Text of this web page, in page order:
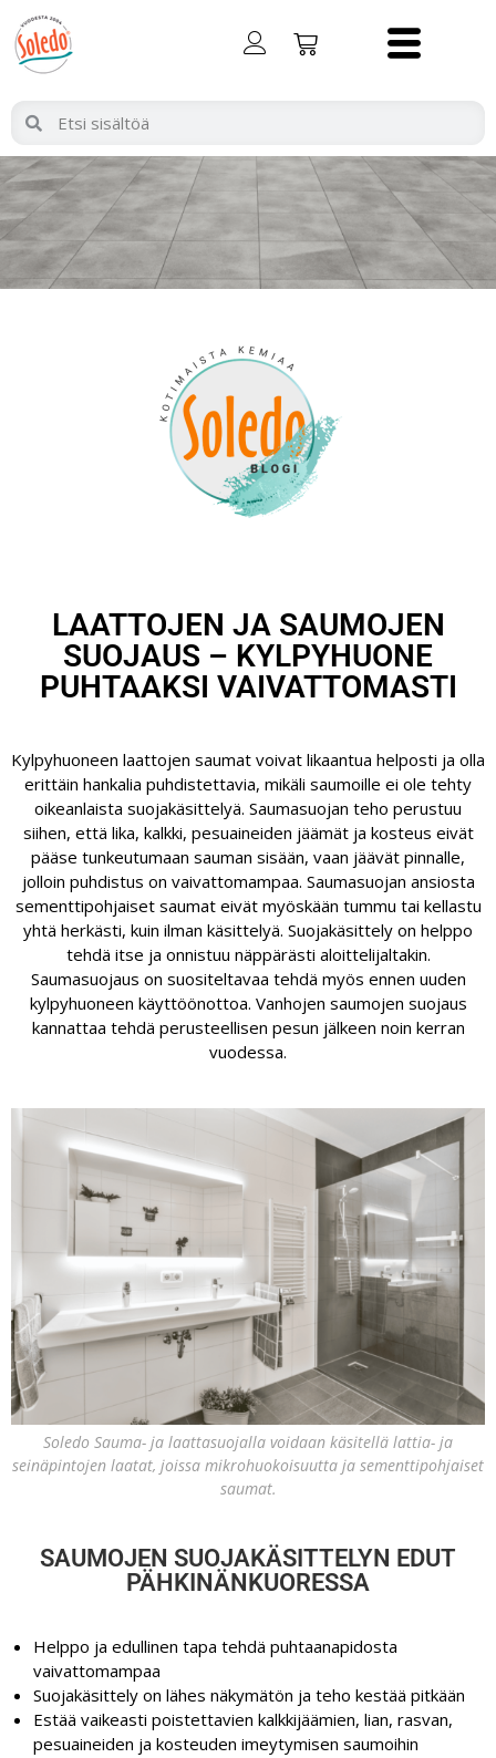
LAATTOJEN JA SAUMOJEN
SUOJAUS – KYLPYHUONE
PUHTAAKSI VAIVATTOMASTI
Kylpyhuoneen laattojen saumat voivat likaantua helposti ja olla
erittäin hankalia puhdistettavia, mikäli saumoille ei ole tehty
oikeanlaista suojakäsittelyä. Saumasuojan teho perustuu
siihen, että lika, kalkki, pesuaineiden jäämät ja kosteus eivät
pääse tunkeutumaan sauman sisään, vaan jäävät pinnalle,
jolloin puhdistus on vaivattomampaa. Saumasuojan ansiosta
sementtipohjaiset saumat eivät myöskään tummu tai kellastu
yhtä herkästi, kuin ilman käsittelyä. Suojakäsittely on helppo
tehdä itse ja onnistuu näppärästi aloittelijaltakin.
Saumasuojaus on suositeltavaa tehdä myös ennen uuden
kylpyhuoneen käyttöönottoa. Vanhojen saumojen suojaus
kannattaa tehdä perusteellisen pesun jälkeen noin kerran
vuodessa.
Soledo Sauma- ja laattasuojalla voidaan käsitellä lattia- ja
seinäpintojen laatat, joissa mikrohuokoisuutta ja sementtipohjaiset
saumat.
SAUMOJEN SUOJAKÄSITTELYN EDUT
PÄHKINÄNKUORESSA
Helppo ja edullinen tapa tehdä puhtaanapidosta
vaivattomampaa
Suojakäsittely on lähes näkymätön ja teho kestää pitkään
Estää vaikeasti poistettavien kalkkijäämien, lian, rasvan,
pesuaineiden ja kosteuden imeytymisen saumoihin